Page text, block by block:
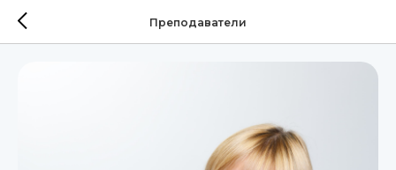
Преподаватели